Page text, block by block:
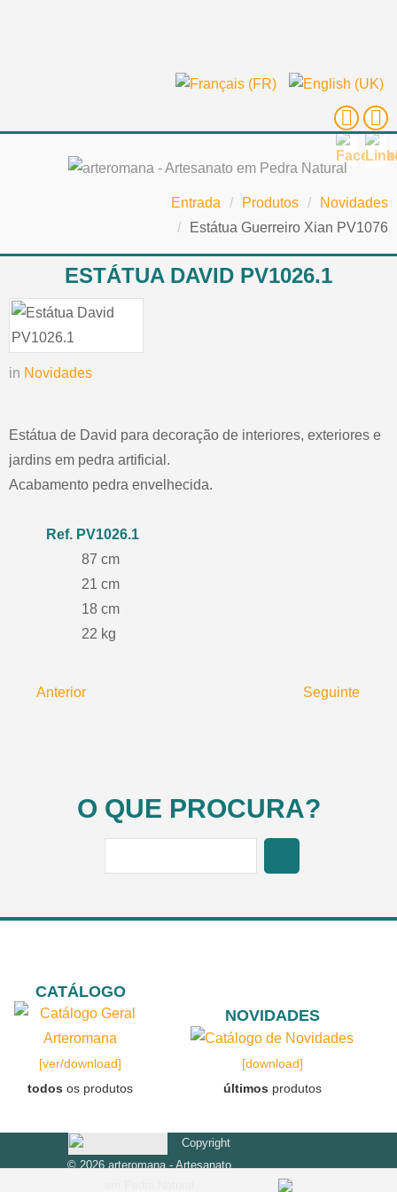
Entrada / Produtos /
Novidades
/
Estátua Guerreiro Xian PV1076
ESTÁTUA DAVID PV1026.1
in Novidades
Estátua de David para decoração de interiores, exteriores e
jardins em pedra artificial.
Acabamento pedra envelhecida.
PV1026.1
87
21
18
22
Anterior Seguinte
O QUE PROCURA?
CATÁLOGO
[ver/download]
todos os produtos
NOVIDADES
[download]
últimos produtos
Copyright
© 2026 arteromana - Artesanato